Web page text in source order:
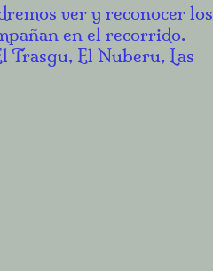
ver y reconocer los
en el recorrido.
Trasgu, El Nuberu, Las